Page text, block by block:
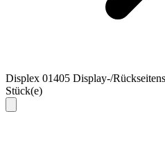
Displex 01405 Display-/
Stück(e)